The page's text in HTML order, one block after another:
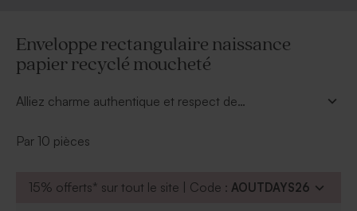
Enveloppe rectangulaire naissance
papier recyclé moucheté
Alliez charme authentique et respect de
pour sublimer votre annonce.
Par 10 pièces
15% offerts* sur tout le site | Code : AOUTDAYS26